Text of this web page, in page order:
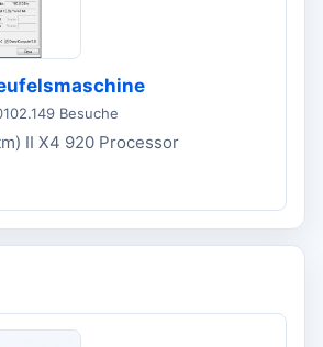
2.149 Besuche
II X4 920 Processor